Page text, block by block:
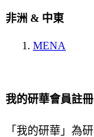
非洲 & 中東
MENA
我的研華會員註冊
「我的研華」為